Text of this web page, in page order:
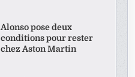
Alonso pose deux
conditions pour rester
chez Aston Martin